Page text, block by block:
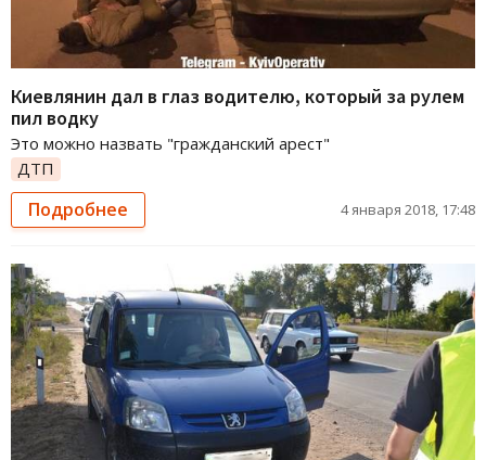
Киевлянин дал в глаз водителю, который за рулем
пил водку
Это можно назвать "гражданский арест"
ДТП
Подробнее 4 января 2018, 17:48